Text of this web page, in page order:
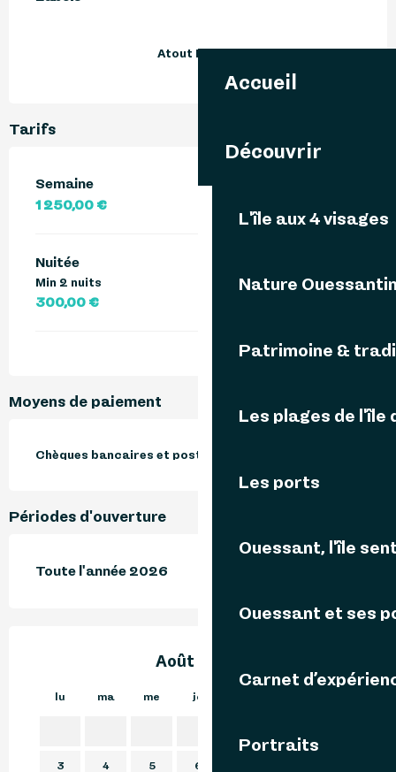
Accueil
Découvrir
L'île aux 4 visages
Nature
Patrimoine &
Les plages de l'île
Les ports
Ouessant, l'île
Ouessant et ses
Carnet
Portraits
Atout France
Tarifs
Semaine
1 250,00 €
Nuitée
Min 2 nuits
300,00 €
Moyens de paiement
Chèques bancaires et postaux
Périodes d'ouverture
Toute l'année 2026
Août 2026
lu ma me je
3 4 5 6